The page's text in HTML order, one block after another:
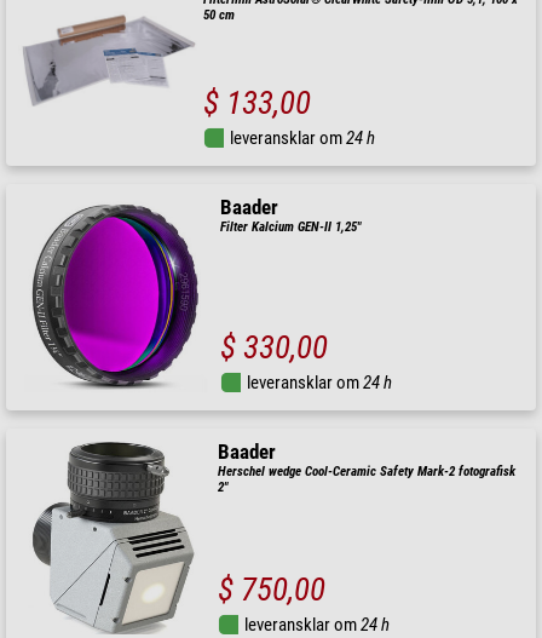
50 cm
$ 133,00
leveransklar om24 h
Baader
Filter Kalcium GEN-II 1,25"
$ 330,00
leveransklar om24 h
Baader
Herschel wedge Cool-Ceramic Safety Mark-2 fotografisk
2"
$ 750,00
leveransklar om24 h